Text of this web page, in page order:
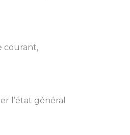
courant,
l’état général